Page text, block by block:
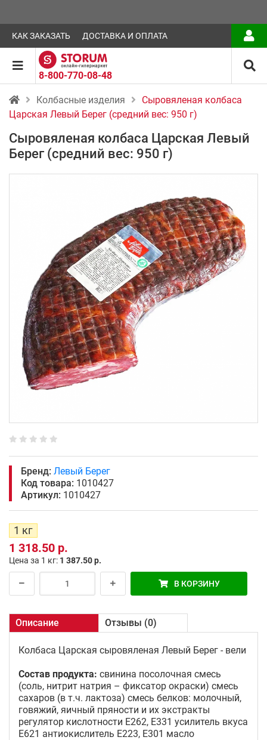
КАК ЗАКАЗАТЬ ДОСТАВКА И ОПЛАТА
8-800-770-08-48
Колбасные изделия
Сыровяленая колбаса
Царская Левый Берег (средний вес: 950 г)
Сыровяленая колбаса Царская Левый
Берег (средний вес: 950 г)
Бренд: Левый Берег
Код товара: 1010427
Артикул: 1010427
1 кг
1 318.50 р.
Цена за 1 кг: 1 387.50 р.
В КОРЗИНУ
Описание Отзывы (0)
Колбаса Царская сыровяленая Левый Берег - вели
Состав продукта: свинина посолочная смесь
(соль, нитрит натрия – фиксатор окраски) смесь
сахаров (в т.ч. лактоза) смесь белков: молочный,
говяжий, яичный пряности и их экстракты
регулятор кислотности Е262, Е331 усилитель вкуса
Е621 антиокислитель Е223, Е301 масло